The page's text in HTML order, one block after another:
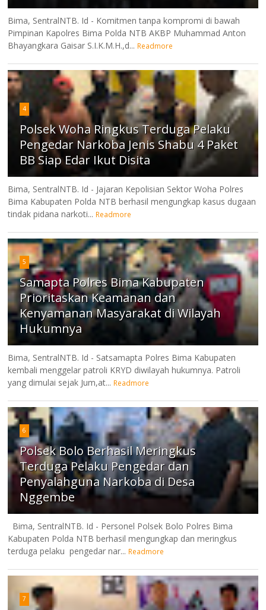
Bima, SentralNTB. Id - Komitmen tanpa kompromi di bawah
Pimpinan Kapolres Bima Polda NTB AKBP Muhammad Anton
Bhayangkara Gaisar S.I.K.M.H.,d... Readmore
4
Polsek Woha Ringkus Terduga Pelaku
Pengedar Narkoba Jenis Shabu 4 Paket
BB Siap Edar Ikut Disita
Bima, SentralNTB. Id - Jajaran Kepolisian Sektor Woha Polres
Bima Kabupaten Polda NTB berhasil mengungkap kasus dugaan
tindak pidana narkoti... Readmore
5
Samapta Polres Bima Kabupaten
Prioritaskan Keamanan dan
Kenyamanan Masyarakat di Wilayah
Hukumnya
Bima, SentralNTB. Id - Satsamapta Polres Bima Kabupaten
kembali menggelar patroli KRYD diwilayah hukumnya. Patroli
yang dimulai sejak Jum,at... Readmore
6
Polsek Bolo Berhasil Meringkus
Terduga Pelaku Pengedar dan
Penyalahguna Narkoba di Desa
Nggembe
Bima, SentralNTB. Id - Personel Polsek Bolo Polres Bima
Kabupaten Polda NTB berhasil mengungkap dan meringkus
terduga pelaku pengedar nar... Readmore
7